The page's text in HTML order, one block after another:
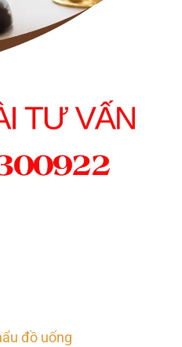
đồ uống